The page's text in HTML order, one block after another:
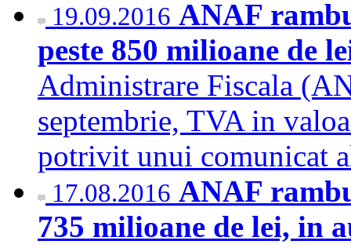
19.09.2016 ANAF
peste 850 milioane de
Administrare Fiscala
septembrie, TVA in
potrivit unui
17.08.2016 ANAF
735 milioane de lei, in